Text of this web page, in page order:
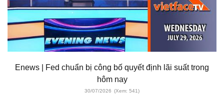
Enews | Fed chuẩn bị công bố quyết định lãi suất trong
hôm nay
30/07/2026 (Xem: 541)